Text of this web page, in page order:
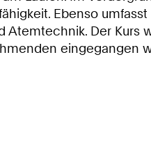
Ebenso
Atemtechnik. Der Kurs
eingegangen